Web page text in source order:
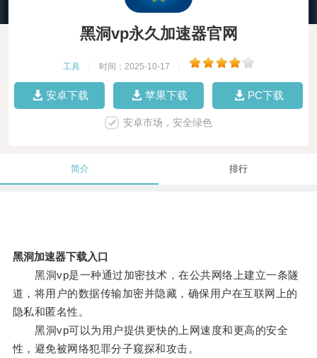
黑洞vp永久加速器官网
工具 时间：2025-10-17
安卓下载 苹果下载 PC下载
安卓市场，安全绿色
简介 排行
黑洞加速器下载入口
黑洞vp是一种通过加密技术，在公共网络上建立一条隧
道，将用户的数据传输加密并隐藏，确保用户在互联网上的
隐私和匿名性。
黑洞vp可以为用户提供更快的上网速度和更高的安全
性，避免被网络犯罪分子窥探和攻击。